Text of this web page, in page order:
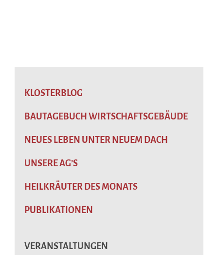
KLOSTERBLOG
BAUTAGEBUCH WIRTSCHAFTSGEBÄUDE
NEUES LEBEN UNTER NEUEM DACH
UNSERE AG’S
HEILKRÄUTER DES MONATS
PUBLIKATIONEN
VERANSTALTUNGEN